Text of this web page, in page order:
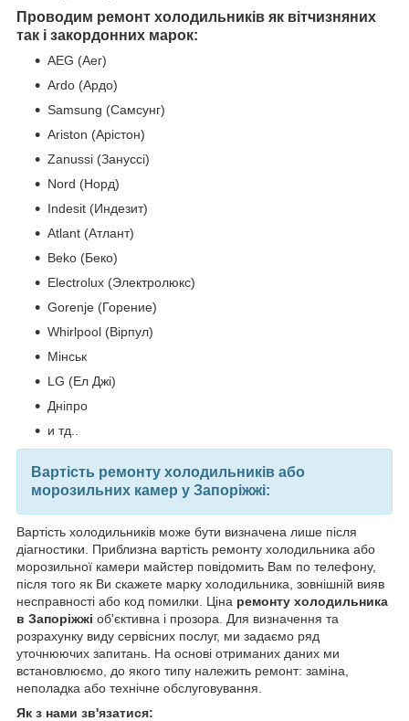
Проводим ремонт холодильників як вітчизняних
так і закордонних марок:
AEG (Аег)
Ardo (Ардо)
Samsung (Самсунг)
Ariston (Арістон)
Zanussi (Зануссі)
Nord (Норд)
Indesit (Индезит)
Atlant (Атлант)
Beko (Беко)
Electrolux (Электролюкс)
Gorenje (Горение)
Whirlpool (Вірпул)
Мінськ
LG (Ел Джі)
Дніпро
и тд..
Вартість ремонту холодильників або
морозильних камер у Запоріжжі:
Вартість холодильників може бути визначена лише після
діагностики. Приблизна вартість ремонту холодильника або
морозильної камери майстер повідомить Вам по телефону,
після того як Ви скажете марку холодильника, зовнішній вияв
несправності або код помилки. Ціна ремонту холодильника
в Запоріжжі об'єктивна і прозора. Для визначення та
розрахунку виду сервісних послуг, ми задаємо ряд
уточнюючих запитань. На основі отриманих даних ми
встановлюємо, до якого типу належить ремонт: заміна,
неполадка або технічне обслуговування.
Як з нами зв'язатися: